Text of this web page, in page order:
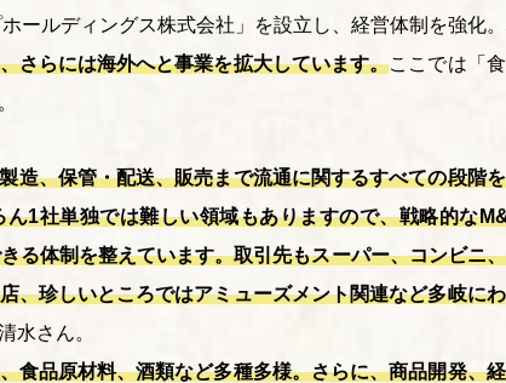
ールディングス株式会社」を設立し、経営体制を強化。
さらには海外へと事業を拡大しています。ここでは「
造、保管・配送、販売まで流通に関するすべての段階
1社単独では難しい領域もありますので、戦略的な
る体制を整えています。取引先もスーパー、コンビニ
、珍しいところではアミューズメント関連など多岐に
水さん。
食品原材料、酒類など多種多様。さらに、商品開発、